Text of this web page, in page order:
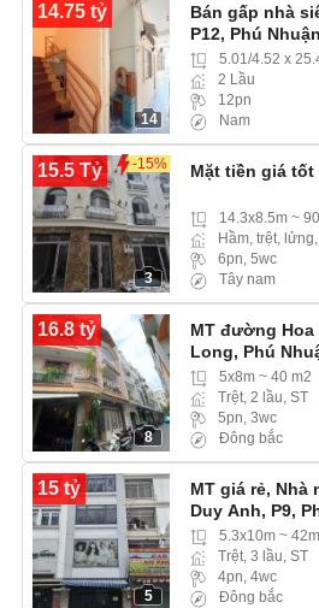
14.75 tỷ
14
Bán gấp nhà
P12, Phú Nhuận
5.01/4.52 x
2 Lầu
12pn
Nam
15.5 Tỷ -15%
3
Mặt tiền giá tốt
14.3x8.5m ~
Hầm, trệt,
6pn, 5wc
Tây nam
16.8 tỷ
8
MT đường Hoa
Long, Phú
5x8m ~ 40 m2
Trệt, 2 lầu, ST
5pn, 3wc
Đông bắc
15 tỷ
5
MT giá rẻ,
Duy Anh, P9,
5.3x10m ~
Trệt, 3 lầu, ST
4pn, 4wc
Đông bắc